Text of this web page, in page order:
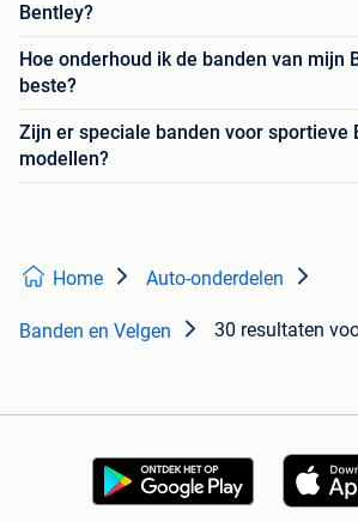
Bentley?
Hoe onderhoud ik de banden van mijn
beste?
Zijn er speciale banden voor sportieve
modellen?
Home Auto-onderdelen
Banden en Velgen 30 resultaten